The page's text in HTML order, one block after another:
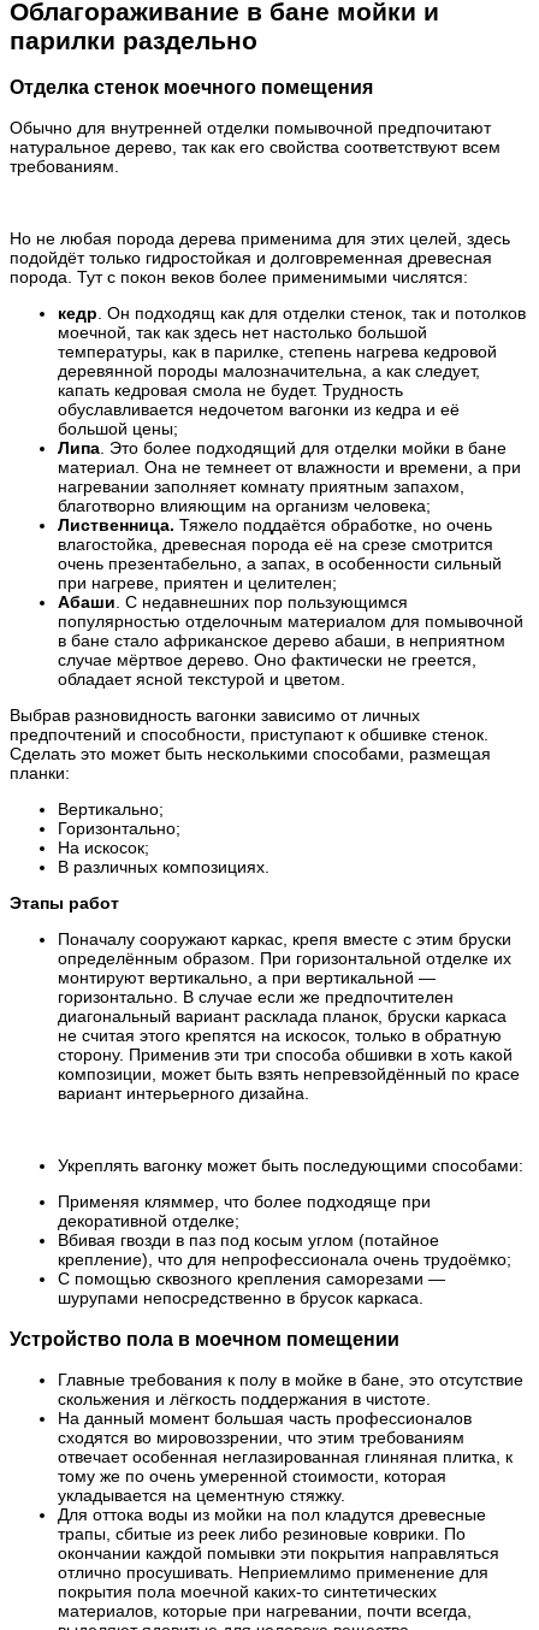
Облагораживание в бане мойки и
парилки раздельно
Отделка стенок моечного помещения
Обычно для внутренней отделки помывочной предпочитают
натуральное дерево, так как его свойства соответствуют всем
требованиям.
Но не любая порода дерева применима для этих целей, здесь
подойдёт только гидростойкая и долговременная древесная
порода. Тут с покон веков более применимыми числятся:
кедр. Он подходящ как для отделки стенок, так и потолков
моечной, так как здесь нет настолько большой
температуры, как в парилке, степень нагрева кедровой
деревянной породы малозначительна, а как следует,
капать кедровая смола не будет. Трудность
обуславливается недочетом вагонки из кедра и её
большой цены;
Липа. Это более подходящий для отделки мойки в бане
материал. Она не темнеет от влажности и времени, а при
нагревании заполняет комнату приятным запахом,
благотворно влияющим на организм человека;
Лиственница. Тяжело поддаётся обработке, но очень
влагостойка, древесная порода её на срезе смотрится
очень презентабельно, а запах, в особенности сильный
при нагреве, приятен и целителен;
Абаши. С недавнешних пор пользующимся
популярностью отделочным материалом для помывочной
в бане стало африканское дерево абаши, в неприятном
случае мёртвое дерево. Оно фактически не греется,
обладает ясной текстурой и цветом.
Выбрав разновидность вагонки зависимо от личных
предпочтений и способности, приступают к обшивке стенок.
Сделать это может быть несколькими способами, размещая
планки:
Вертикально;
Горизонтально;
На искосок;
В различных композициях.
Этапы работ
Поначалу сооружают каркас, крепя вместе с этим бруски
определённым образом. При горизонтальной отделке их
монтируют вертикально, а при вертикальной —
горизонтально. В случае если же предпочтителен
диагональный вариант расклада планок, бруски каркаса
не считая этого крепятся на искосок, только в обратную
сторону. Применив эти три способа обшивки в хоть какой
композиции, может быть взять непревзойдённый по красе
вариант интерьерного дизайна.
Укреплять вагонку может быть последующими способами:
Применяя кляммер, что более подходяще при
декоративной отделке;
Вбивая гвозди в паз под косым углом (потайное
крепление), что для непрофессионала очень трудоёмко;
С помощью сквозного крепления саморезами —
шурупами непосредственно в брусок каркаса.
Устройство пола в моечном помещении
Главные требования к полу в мойке в бане, это отсутствие
скольжения и лёгкость поддержания в чистоте.
На данный момент большая часть профессионалов
сходятся во мировоззрении, что этим требованиям
отвечает особенная неглазированная глиняная плитка, к
тому же по очень умеренной стоимости, которая
укладывается на цементную стяжку.
Для оттока воды из мойки на пол кладутся древесные
трапы, сбитые из реек либо резиновые коврики. По
окончании каждой помывки эти покрытия направляться
отлично просушивать. Неприемлимо применение для
покрытия пола моечной каких-то синтетических
материалов, которые при нагревании, почти всегда,